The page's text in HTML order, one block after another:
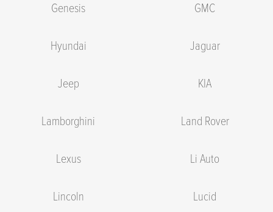
Genesis GMC
Hyundai Jaguar
Jeep KIA
Lamborghini Land Rover
Lexus Li Auto
Lincoln Lucid